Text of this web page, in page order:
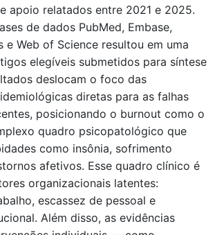
apoio relatados entre 2021 e 2025.
de dados PubMed, Embase,
e Web of Science resultou em uma
elegíveis submetidos para síntese
deslocam o foco das
diretas para as falhas
posicionando o burnout como o
quadro psicopatológico que
como insônia, sofrimento
afetivos. Esse quadro clínico é
organizacionais latentes:
escassez de pessoal e
Além disso, as evidências